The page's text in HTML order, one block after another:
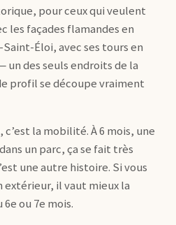
pour ceux qui veulent
les façades flamandes en
Éloi, avec ses tours en
un des seuls endroits de la
profil se découpe vraiment
la mobilité. À 6 mois, une
un parc, ça se fait très
une autre histoire. Si vous
extérieur, il vaut mieux la
ou 7e mois.